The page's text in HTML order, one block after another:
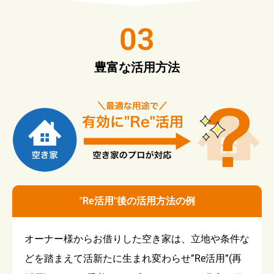
03
豊富な活用方法
"Re活用"後の活用方法の例
オーナー様からお借りした空き家は、立地や条件な
どを踏まえて活新たに生まれ変わらせ”Re活用”(再